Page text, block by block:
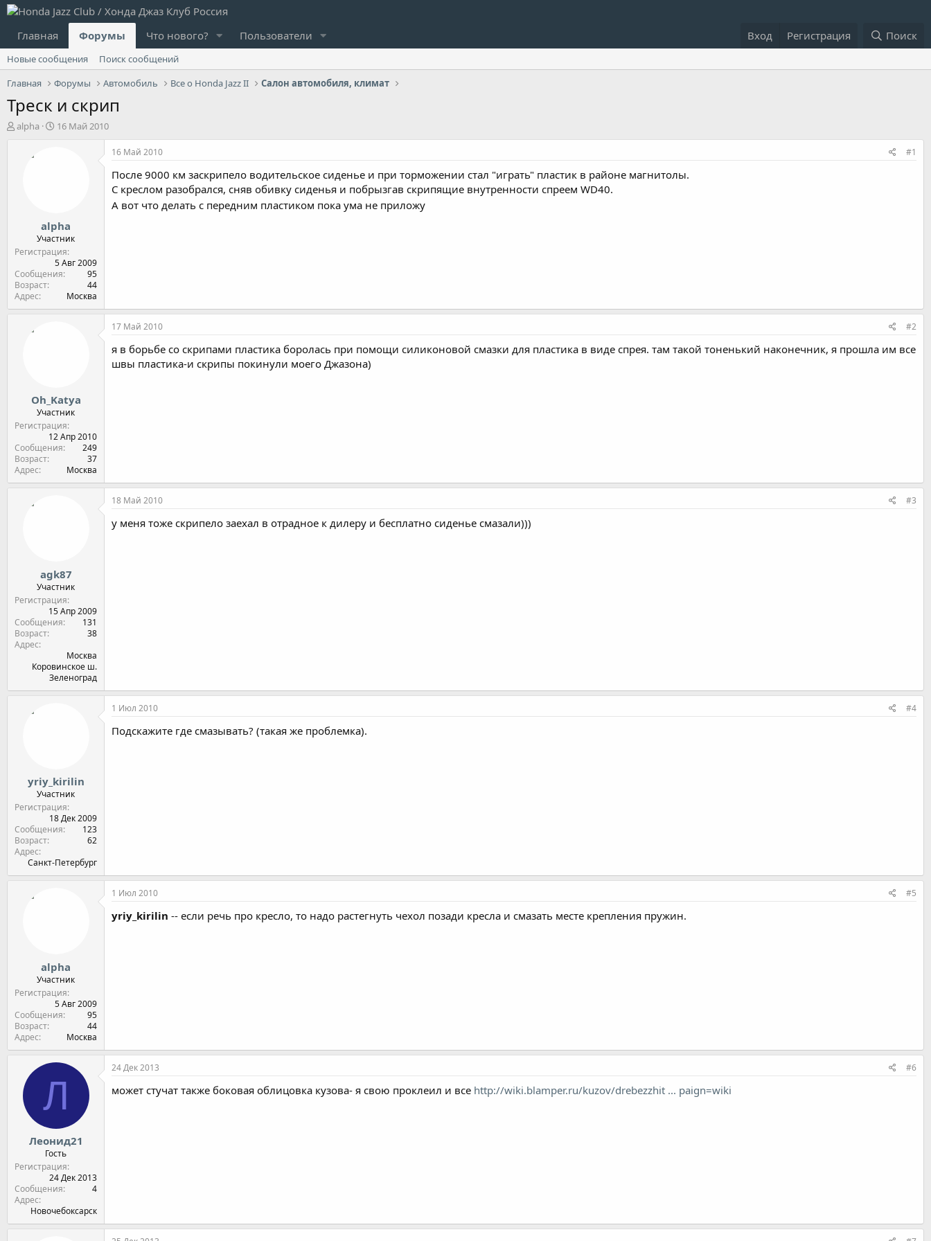
Главная Форумы Что нового? Пользователи Вход Регистрация Поиск
Новые сообщения
Поиск сообщений
Главная
Форумы Автомобиль Все о Honda Jazz II Салон автомобиля, климат
Треск и скрип
А
alpha
Д
л
а
16 Май 2010
alpha
Участник
Регистрация
5 Авг 2009
Сообщения
95
Возраст
44
Адрес
Москва
16 Май 2010 #1
После 9000 км заскрипело водительское сиденье и при торможении стал "играть" пластик в районе магнитолы.
С креслом разобрался, сняв обивку сиденья и побрызгав скрипящие внутренности спреем WD40.
А вот что делать с передним пластиком пока ума не приложу
Oh_Katya
Участник
Регистрация
12 Апр 2010
Сообщения
249
Возраст
37
Адрес
Москва
17 Май 2010 #2
я в борьбе со скрипами пластика боролась при помощи силиконовой смазки для пластика в виде спрея. там такой тоненький наконечник, я прошла им все
швы пластика-и скрипы покинули моего Джазона)
agk87
Участник
Регистрация
15 Апр 2009
Сообщения
131
Возраст
38
Адрес
Москва
Коровинское ш.
Зеленоград
18 Май 2010 #3
у меня тоже скрипело заехал в отрадное к дилеру и бесплатно сиденье смазали)))
yriy_kirilin
Участник
Регистрация
18 Дек 2009
Сообщения
123
Возраст
62
Адрес
Санкт-Петербург
1 Июл 2010 #4
Подскажите где смазывать? (такая же проблемка).
alpha
Участник
Регистрация
5 Авг 2009
Сообщения
95
Возраст
44
Адрес
Москва
1 Июл 2010 #5
yriy_kirilin -- если речь про кресло, то надо растегнуть чехол позади кресла и смазать месте крепления пружин.
Л
Леонид21
Гость
Регистрация
24 Дек 2013
Сообщения
4
Адрес
Новочебоксарск
24 Дек 2013 #6
может стучат также боковая облицовка кузова- я свою проклеил и все http://wiki.blamper.ru/kuzov/drebezzhit ... paign=wiki